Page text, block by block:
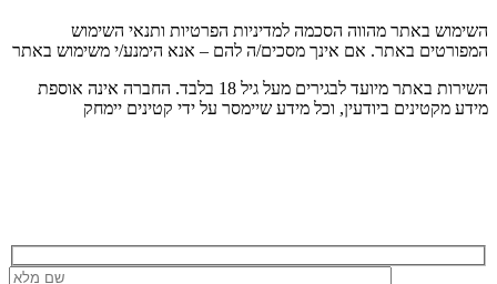
השימוש באתר מהווה הסכמה למדיניות הפרטיות ותנאי השימוש
המפורטים באתר. אם אינך מסכים/ה להם – אנא הימנע/י משימוש באתר
השירות באתר מיועד לבגירים מעל גיל 18 בלבד. החברה אינה אוספת
מידע מקטינים ביודעין, וכל מידע שיימסר על ידי קטינים יימחק